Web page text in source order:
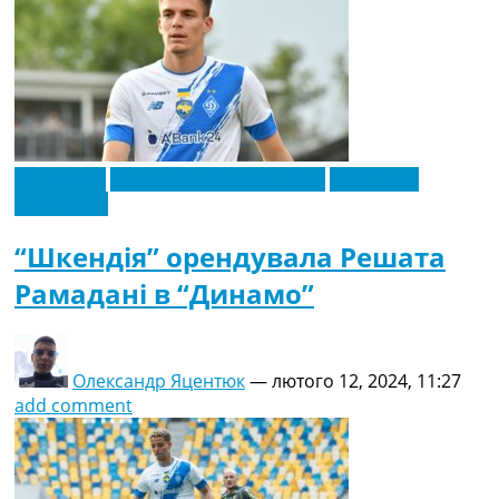
“Шкендія” орендувала Решата
Рамадані в “Динамо”
Олександр Яцентюк—лютого 12, 2024, 11:27
add comment